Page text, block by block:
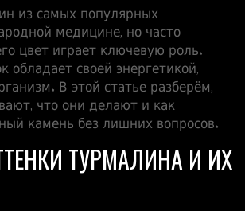
из самых популярных
медицине, но часто
цвет играет ключевую роль.
своей энергетикой,
В этой статье разберём,
что они делают и как
камень без лишних вопросов.
ТУРМАЛИНА И ИХ